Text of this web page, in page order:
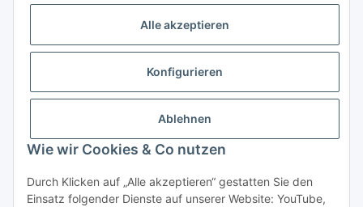
Alle akzeptieren
Konfigurieren
Ablehnen
Wie wir Cookies & Co nutzen
Durch Klicken auf „Alle akzeptieren“ gestatten Sie den
Einsatz folgender Dienste auf unserer Website: YouTube,